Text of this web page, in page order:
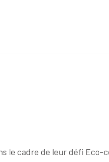
le cadre de leur défi Eco-